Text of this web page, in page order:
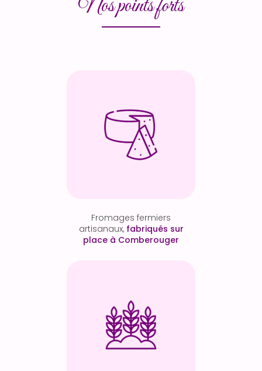
Nos points forts
Fromages fermiers
artisanaux, fabriqués sur
place à Comberouger